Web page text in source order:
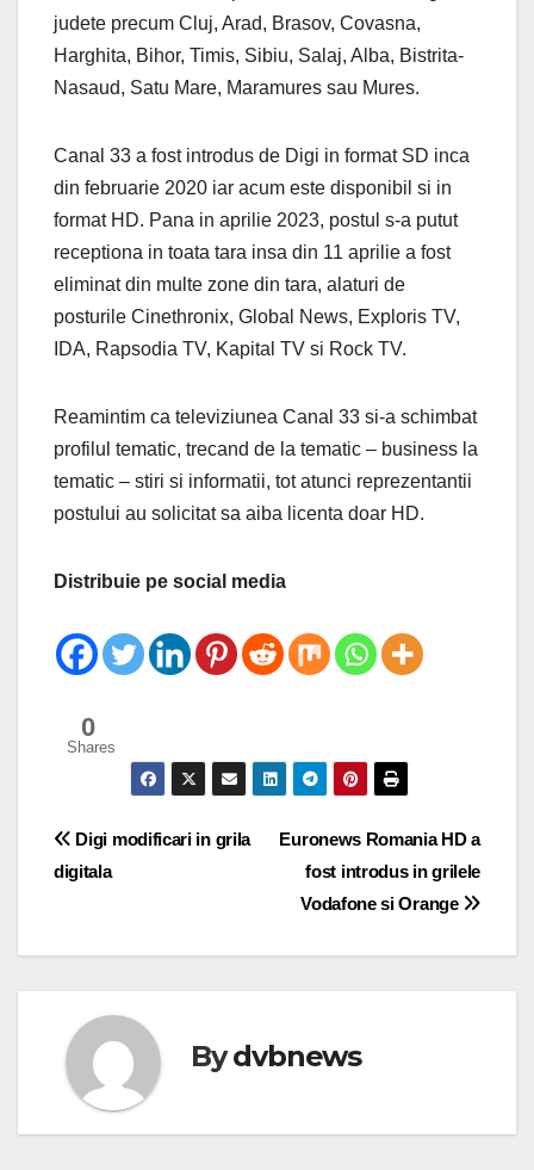
judete precum Cluj, Arad, Brasov, Covasna,
Harghita, Bihor, Timis, Sibiu, Salaj, Alba, Bistrita-
Nasaud, Satu Mare, Maramures sau Mures.
Canal 33 a fost introdus de Digi in format SD inca
din februarie 2020 iar acum este disponibil si in
format HD. Pana in aprilie 2023, postul s-a putut
receptiona in toata tara insa din 11 aprilie a fost
eliminat din multe zone din tara, alaturi de
posturile Cinethronix, Global News, Exploris TV,
IDA, Rapsodia TV, Kapital TV si Rock TV.
Reamintim ca televiziunea Canal 33 si-a schimbat
profilul tematic, trecand de la tematic – business la
tematic – stiri si informatii, tot atunci reprezentantii
postului au solicitat sa aiba licenta doar HD.
Distribuie pe social media
0
Shares
Post
navigation
Euronews Romania HD a
fost introdus in grilele
Vodafone si Orange
Digi modificari in grila
digitala
Bydvbnews